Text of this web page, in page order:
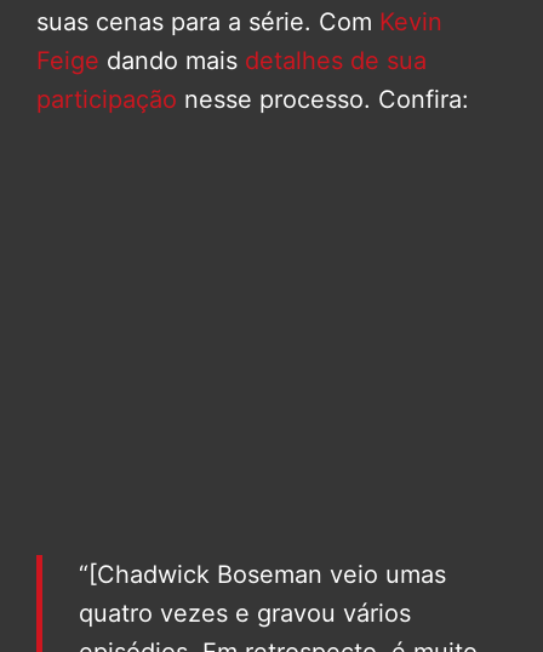
suas cenas para a série. Com Kevin
Feige dando mais detalhes de sua
participação nesse processo. Confira:
“[Chadwick Boseman veio umas
quatro vezes e gravou vários